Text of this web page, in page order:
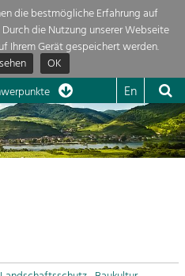
die bestmögliche Erfahrung auf
die Nutzung unserer Webseite
Ihrem Gerät gespeichert werden.
OK
Klima
En



ist sehr vielfältig. Deshalb
Themenschwerpunkte. Für
anklicken und schon werden alle